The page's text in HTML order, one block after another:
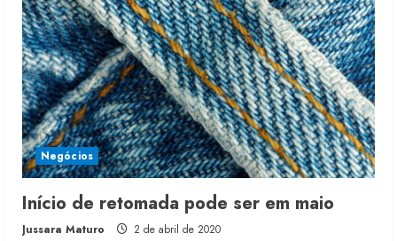
Negócios
Início de retomada pode ser em maio
Jussara Maturo 2 de abril de 2020
Fakini prevê R$345 milhões de
receita em 2026
4 de agosto de 2026